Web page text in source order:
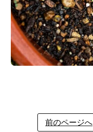
前のページへ